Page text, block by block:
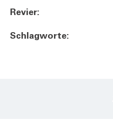
Revier:
Schlag­wor­te: